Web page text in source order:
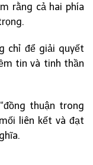
rằng cả hai phía
chỉ để giải quyết
tin và tinh thần
thuận trong
liên kết và đạt